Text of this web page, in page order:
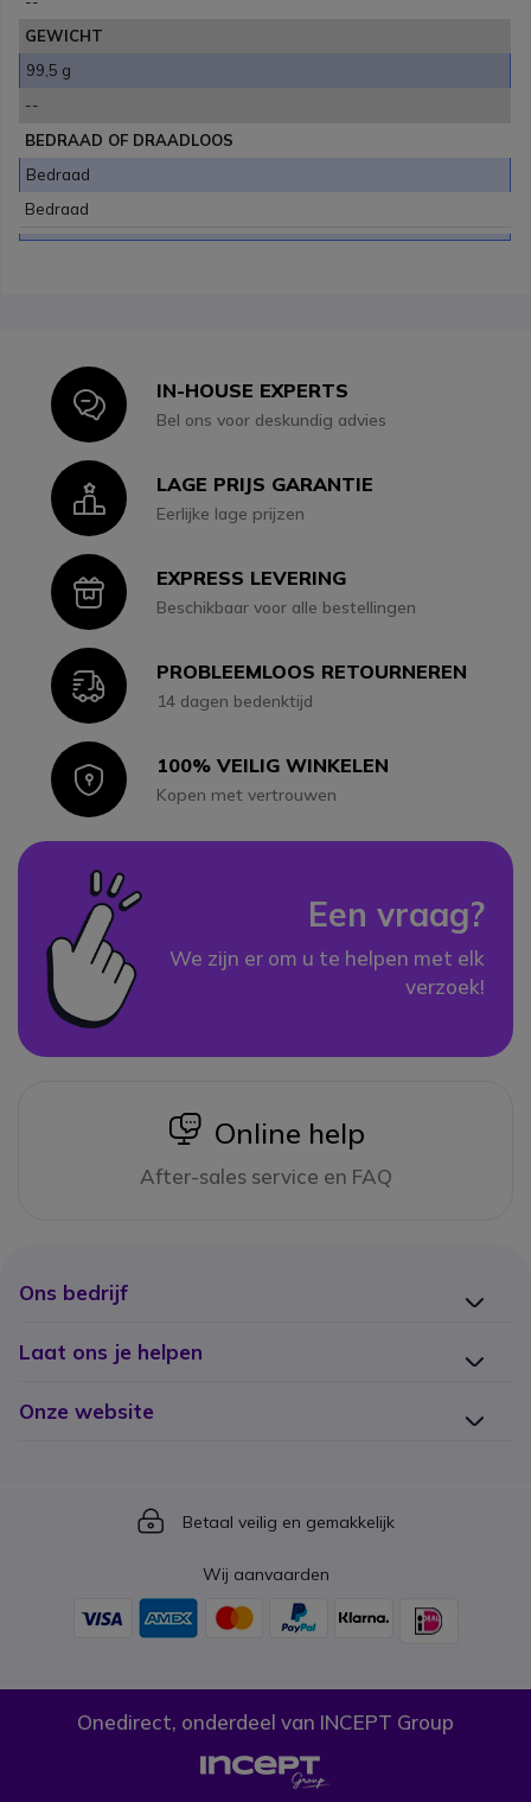
GEWICHT
99,5 g
--
BEDRAAD OF DRAADLOOS
Bedraad
Bedraad
IconIN-HOUSE EXPERTS
Bel ons voor deskundig advies
IconLAGE PRIJS GARANTIE
Eerlijke lage prijzen
IconEXPRESS LEVERING
Beschikbaar voor alle bestellingen
IconPROBLEEMLOOS RETOURNEREN
14 dagen bedenktijd
Icon100% VEILIG WINKELEN
Kopen met vertrouwen
Een vraag?
We zijn er om u te helpen met elk
verzoek!
icon
Online help
After-sales service en FAQ
Ons bedrijf
Laat ons je helpen
Onze website
Icon
Betaal veilig en gemakkelijk
Wij aanvaarden
Onedirect, onderdeel van INCEPT Group